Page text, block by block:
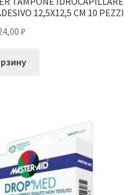
12,5X12,5 CM 10 PEZZI
₽